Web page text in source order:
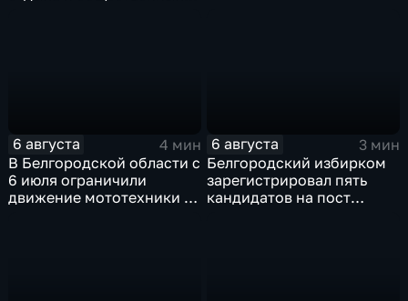
6 августа
4 мин
В Белгородской области с
6 июля ограничили
движение мототехники в
6 августа
3 мин
Белгородский избирком
зарегистрировал пять
кандидатов на пост